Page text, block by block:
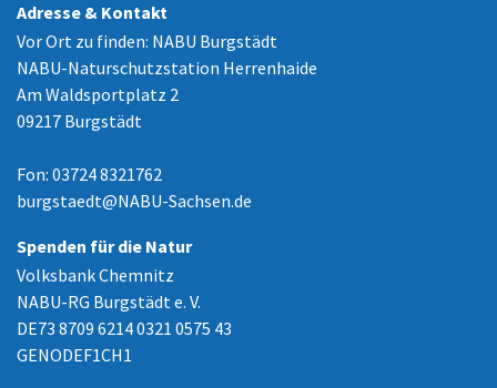
Adresse & Kontakt
Vor Ort zu finden: NABU Burgstädt
NABU-Naturschutzstation Herrenhaide
Am Waldsportplatz 2
09217 Burgstädt
Fon: 03724 8321762
burgstaedt@NABU-Sachsen.de
Spenden für die Natur
Volksbank Chemnitz
NABU-RG Burgstädt e. V.
DE73 8709 6214 0321 0575 43
GENODEF1CH1